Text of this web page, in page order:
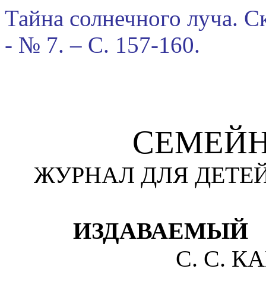
Тайна солнечного луча.
- № 7. – С. 157-160.
ЖУРНАЛ ДЛЯ
ИЗДАВАЕМЫЙ
С. С.